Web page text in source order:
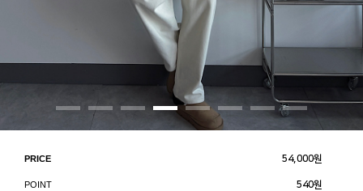
PRICE 54,000원
POINT 540원